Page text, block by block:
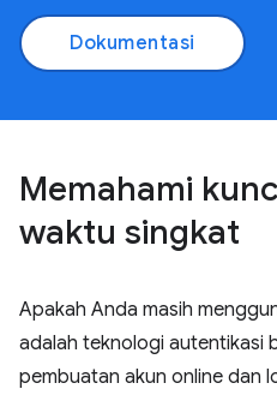
Dokumentasi
Memahami
waktu singkat
Apakah Anda masih
adalah teknologi autentikasi
pembuatan akun online dan